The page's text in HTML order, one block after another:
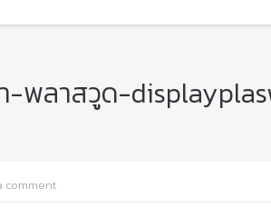
-พลาสวูด-
comment